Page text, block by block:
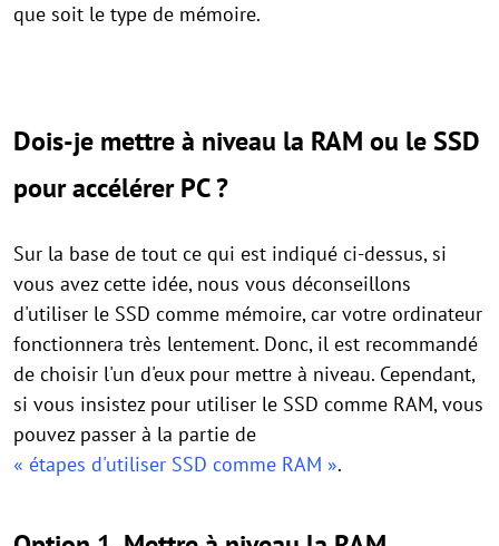
que soit le type de mémoire.
Dois-je mettre à niveau la RAM ou le SSD
pour accélérer PC ?
Sur la base de tout ce qui est indiqué ci-dessus, si
vous avez cette idée, nous vous déconseillons
d'utiliser le SSD comme mémoire, car votre ordinateur
fonctionnera très lentement. Donc, il est recommandé
de choisir l'un d'eux pour mettre à niveau. Cependant,
si vous insistez pour utiliser le SSD comme RAM, vous
pouvez passer à la partie de
« étapes d'utiliser SSD comme RAM ».